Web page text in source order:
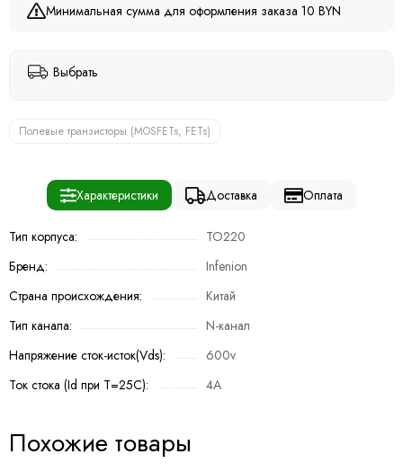
Минимальная сумма для оформления заказа 10 BYN
Выбрать
Полевые транзисторы (MOSFETs, FETs)
Характеристики Доставка Оплата
Тип корпуса:
TO220
Бренд:
Infenion
Страна происхождения:
Китай
Тип канала:
N-канал
Напряжение сток-исток(Vds):
600v
Ток стока (Id при T=25C):
4A
Похожие товары